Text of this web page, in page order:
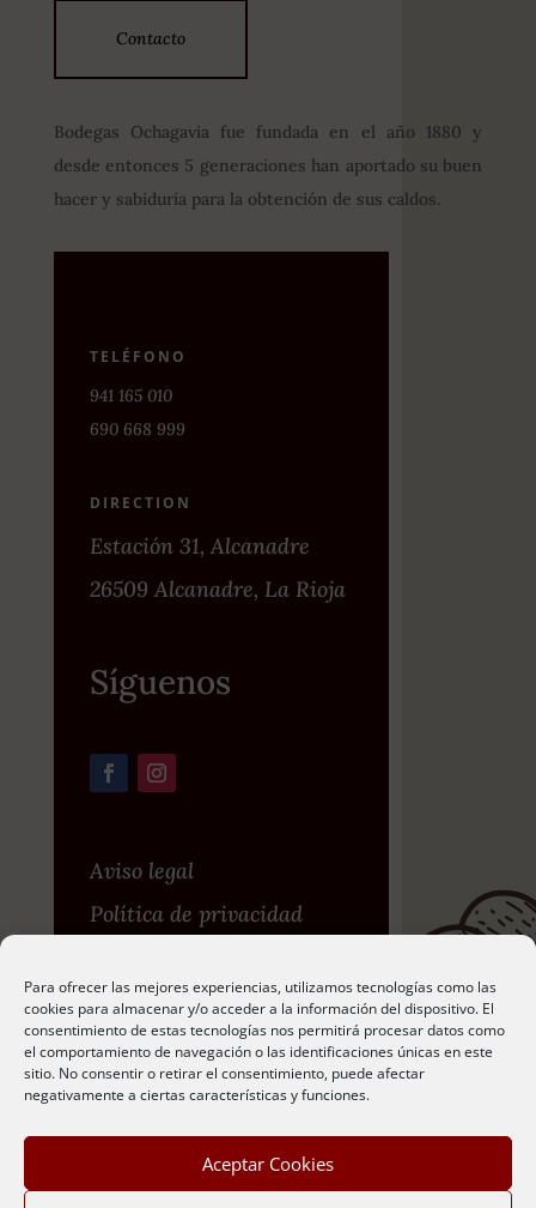
Para ofrecer las mejores experiencias, utilizamos tecnologías como las
cookies para almacenar y/o acceder a la información del dispositivo. El
consentimiento de estas tecnologías nos permitirá procesar datos como
el comportamiento de navegación o las identificaciones únicas en este
sitio. No consentir o retirar el consentimiento, puede afectar
negativamente a ciertas características y funciones.
Aceptar Cookies
Contacto
Bodegas Ochagavia fue fundada en el año 1880 y
desde entonces 5 generaciones han aportado su buen
hacer y sabiduría para la obtención de sus caldos.
TELÉFONO
941 165 010
690 668 999
DIRECTION
Estación 31, Alcanadre
26509 Alcanadre, La Rioja
Síguenos
Aviso legal
Política de privacidad
redes sociales
Política de cookies
Web Creada PorBit
Informática